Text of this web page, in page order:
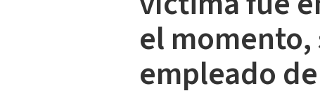
el momento,
empleado